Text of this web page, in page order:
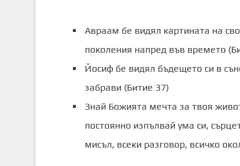
Авраам бе видял картината на
поколения напред във времето
Йосиф бе видял бъдещето си в
забрави (Битие 37)
Знай Божията мечта за твоя
постоянно изпълвай ума си,
мисъл, всеки разговор, всичко